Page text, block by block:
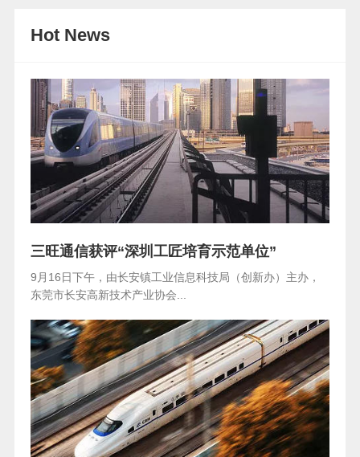
Hot News
三旺通信获评“深圳工匠培育示范单位”
9月16日下午，由长安镇工业信息科技局（创新办）主办，
东莞市长安高新技术产业协会...